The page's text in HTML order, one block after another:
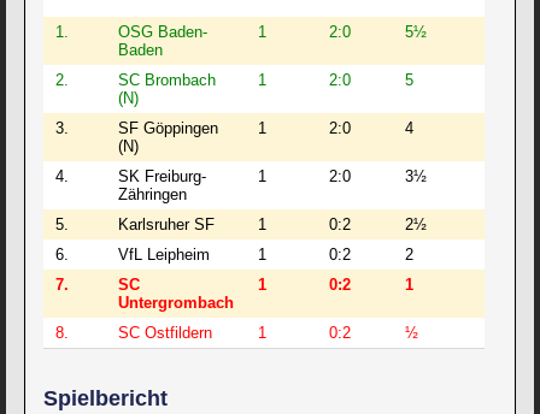
1.
OSG Baden-
Baden
1 2:0 5½
2.
SC Brombach
(N)
1 2:0 5
3.
SF Göppingen
(N)
1 2:0 4
4.
SK Freiburg-
Zähringen
1 2:0 3½
5. Karlsruher SF 1 0:2 2½
6.
VfL Leipheim 1 0:2 2
7.
SC
Untergrombach
1 0:2 1
8. SC Ostfildern 1 0:2 ½
Spielbericht